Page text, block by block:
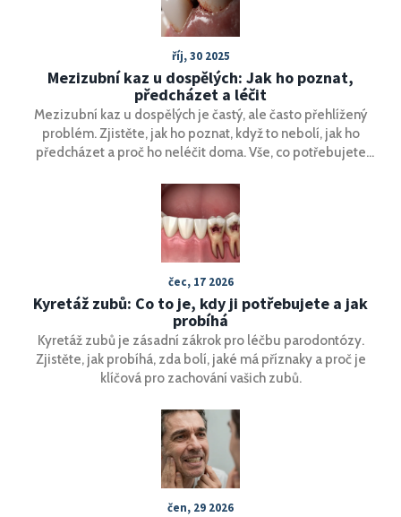
říj, 30 2025
Mezizubní kaz u dospělých: Jak ho poznat,
předcházet a léčit
Mezizubní kaz u dospělých je častý, ale často přehlížený
problém. Zjistěte, jak ho poznat, když to nebolí, jak ho
předcházet a proč ho neléčit doma. Vše, co potřebujete
čec, 17 2026
Kyretáž zubů: Co to je, kdy ji potřebujete a jak
probíhá
Kyretáž zubů je zásadní zákrok pro léčbu parodontózy.
Zjistěte, jak probíhá, zda bolí, jaké má příznaky a proč je
klíčová pro zachování vašich zubů.
čen, 29 2026